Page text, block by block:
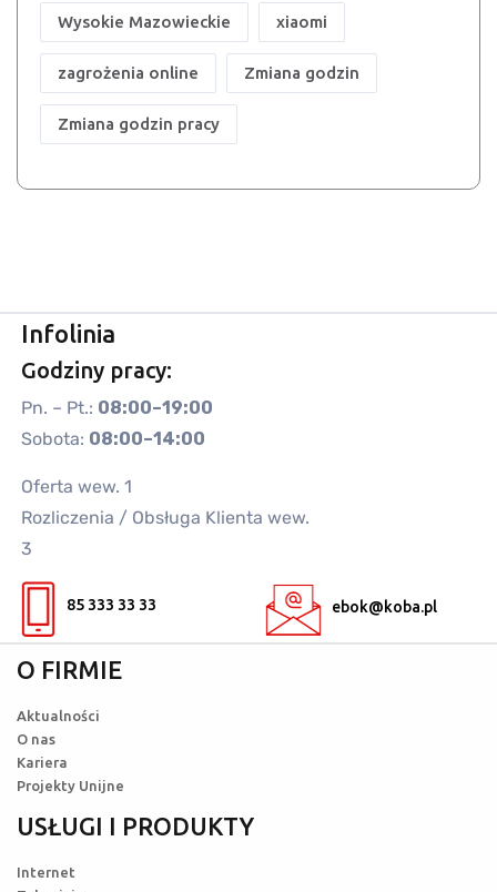
Wysokie Mazowieckie xiaomi
zagrożenia online Zmiana godzin
Zmiana godzin pracy
Infolinia
Godziny pracy:
Pn. – Pt.: 08:00–19:00
Sobota: 08:00–14:00
Oferta wew. 1
Rozliczenia / Obsługa Klienta wew.
3
85 333 33 33 ebok@koba.pl
O FIRMIE
Aktualności
O nas
Kariera
Projekty Unijne
USŁUGI I PRODUKTY
Internet